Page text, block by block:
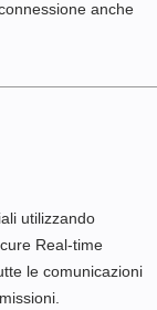
anche
utilizzando
Real-time
le comunicazioni